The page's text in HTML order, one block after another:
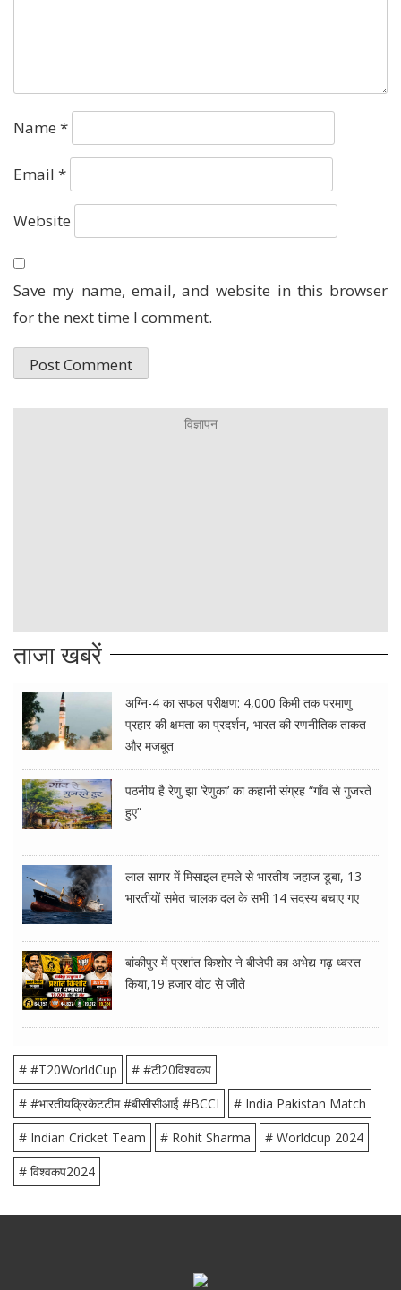
Name *
Email *
Website
Save my name, email, and website in this browser
for the next time I comment.
ताजा खबरें
अग्नि-4 का सफल परीक्षण: 4,000 किमी तक परमाणु
प्रहार की क्षमता का प्रदर्शन, भारत की रणनीतिक ताकत
और मजबूत
पठनीय है रेणु झा ‘रेणुका’ का कहानी संग्रह “गाँव से गुजरते
हुए”
लाल सागर में मिसाइल हमले से भारतीय जहाज डूबा, 13
भारतीयों समेत चालक दल के सभी 14 सदस्य बचाए गए
बांकीपुर में प्रशांत किशोर ने बीजेपी का अभेद्य गढ़ ध्वस्त
किया,19 हजार वोट से जीते
# #T20WorldCup
# #टी20विश्वकप
# #भारतीयक्रिकेटटीम #बीसीसीआई #BCCI
# India Pakistan Match
# Indian Cricket Team
# Rohit Sharma
# Worldcup 2024
# विश्वकप2024